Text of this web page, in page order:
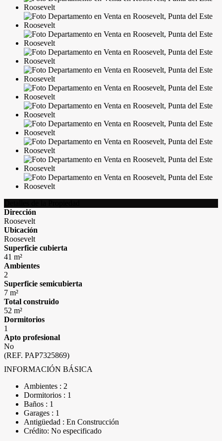
Dirección
Roosevelt
Ubicación
Roosevelt
Superficie cubierta
41 m²
Ambientes
2
Superficie semicubierta
7 m²
Total construido
52 m²
Dormitorios
1
Apto profesional
No
(REF. PAP7325869)
INFORMACIÓN BÁSICA
Ambientes : 2
Dormitorios : 1
Baños : 1
Garages : 1
Antigüedad : En Construcción
Crédito: No especificado